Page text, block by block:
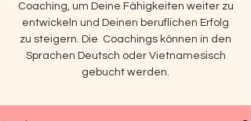
Coaching, um Deine Fähigkeiten weiter zu
entwickeln und Deinen beruflichen Erfolg
zu steigern. Die Coachings können in den
Sprachen Deutsch oder Vietnamesisch
gebucht werden.